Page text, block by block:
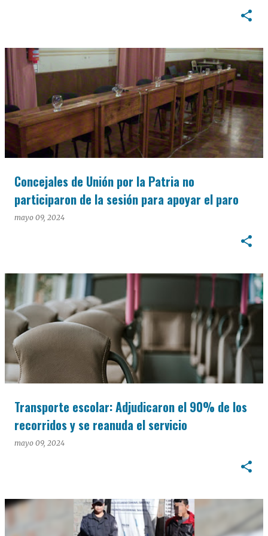
Concejales de Unión por la Patria no
participaron de la sesión para apoyar el paro
mayo 09, 2024
Transporte escolar: Adjudicaron el 90% de los
recorridos y se reanuda el servicio
mayo 09, 2024